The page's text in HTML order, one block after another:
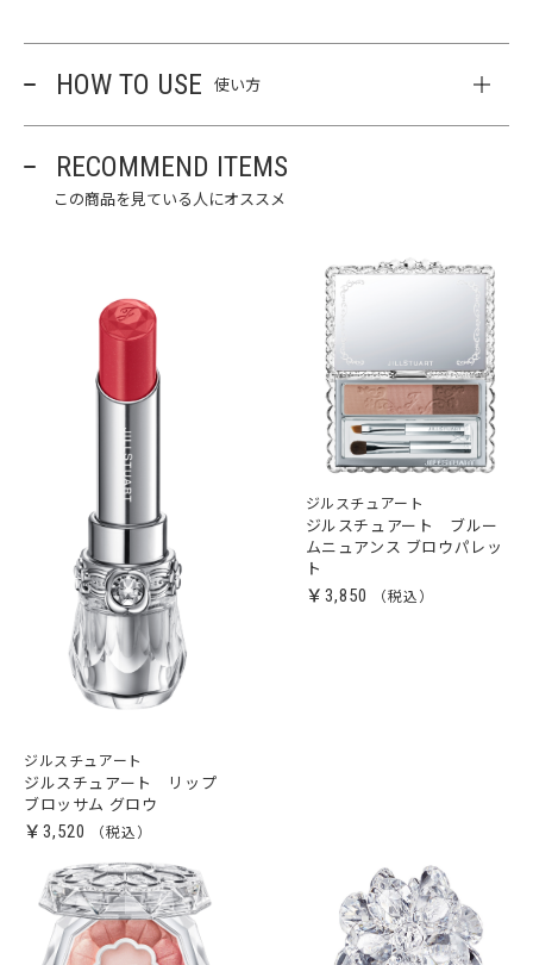
HOW TO USE 使い方
RECOMMEND ITEMS
この商品を見ている人にオススメ
ジルスチュアート
ジルスチュアート リップ
ブロッサム グロウ
￥3,520
ジルスチュアート
ジルスチュアート ブルー
ムニュアンス ブロウパレッ
ト
￥3,850